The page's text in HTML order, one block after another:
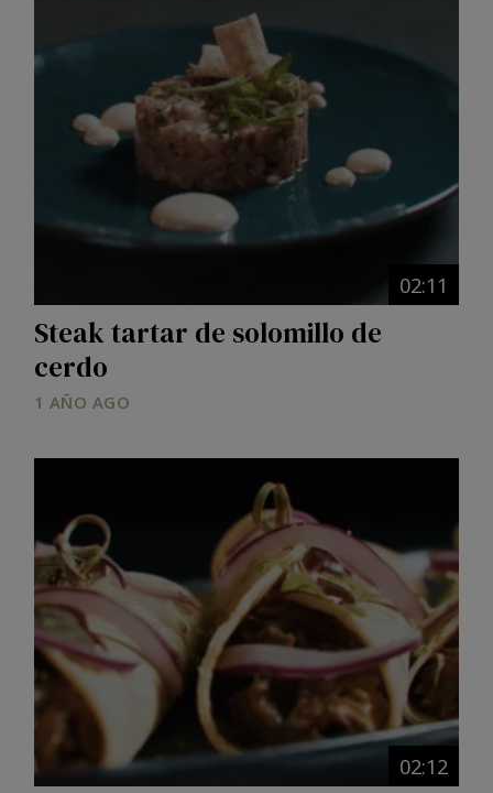
02:11
Steak tartar de solomillo de
cerdo
1 AÑO AGO
02:12